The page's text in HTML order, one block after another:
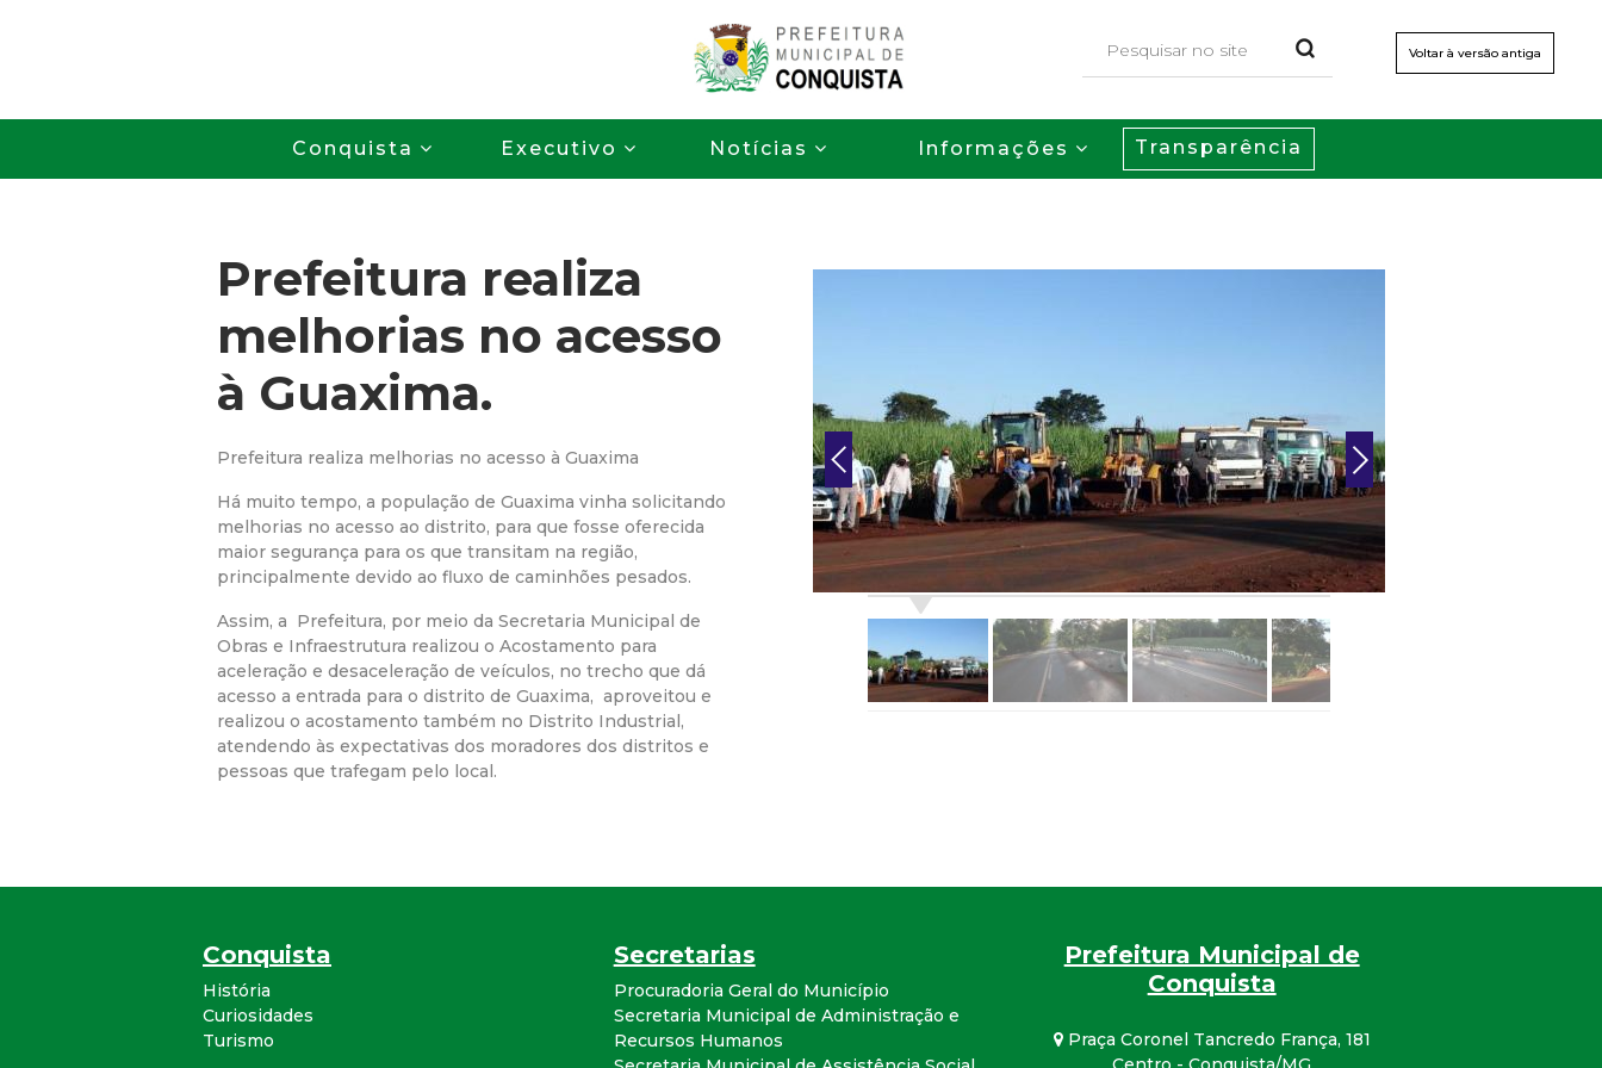
para
o
conteúdo
principal
Voltar à versão antiga
P
r
f
e
t
u
r
a
M
u
i
p
Conquista Executivo Notícias Informações Transparência
Prefeitura realiza
melhorias no acesso
à Guaxima.
Prefeitura realiza melhorias no acesso à Guaxima
Há muito tempo, a população de Guaxima vinha solicitando
melhorias no acesso ao distrito, para que fosse oferecida
maior segurança para os que transitam na região,
principalmente devido ao fluxo de caminhões pesados.
Assim, a Prefeitura, por meio da Secretaria Municipal de
Obras e Infraestrutura realizou o Acostamento para
aceleração e desaceleração de veículos, no trecho que dá
acesso a entrada para o distrito de Guaxima, aproveitou e
realizou o acostamento também no Distrito Industrial,
atendendo às expectativas dos moradores dos distritos e
pessoas que trafegam pelo local.
Conquista
História
Curiosidades
Turismo
Secretarias
Procuradoria Geral do Município
Secretaria Municipal de Administração e
Recursos Humanos
Prefeitura Municipal de
Conquista
Praça Coronel Tancredo França, 181